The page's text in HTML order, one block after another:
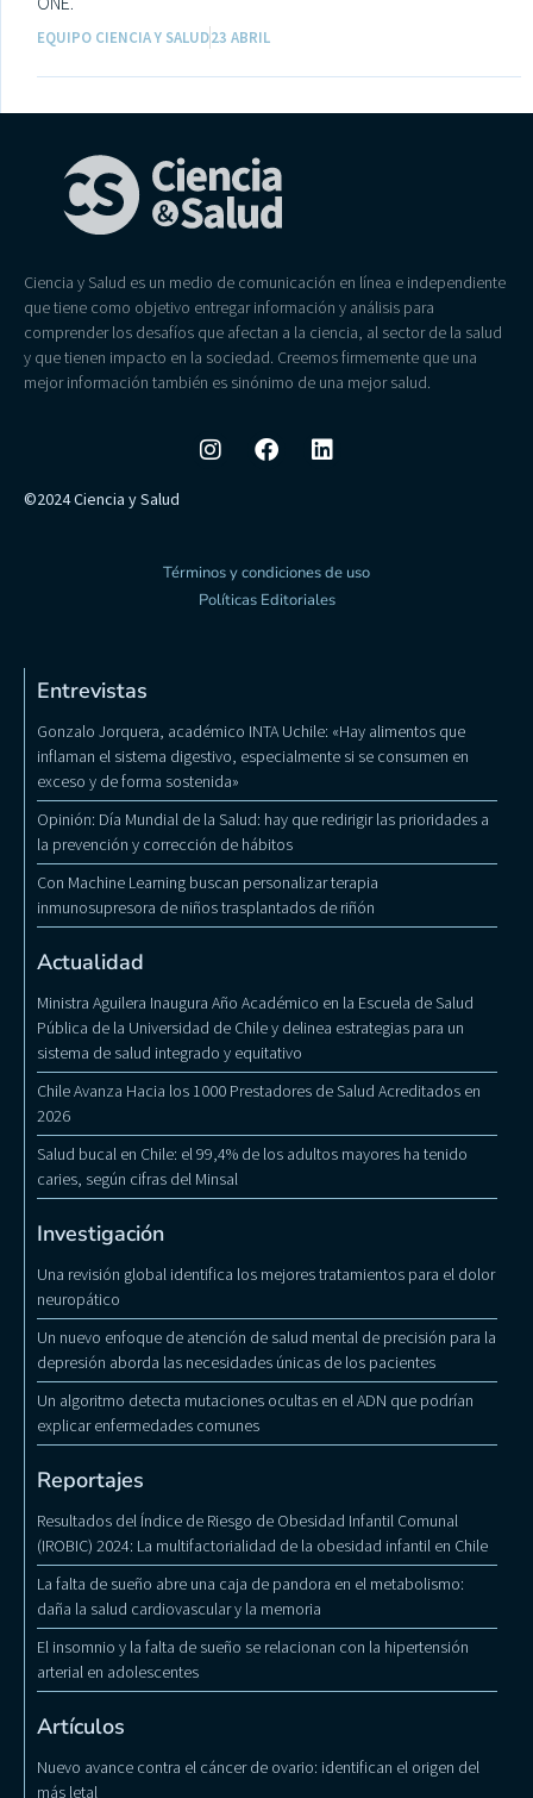
EQUIPO CIENCIA Y SALUD23 ABRIL
Ciencia y Salud es un medio de comunicación en línea e independiente
que tiene como objetivo entregar información y análisis para
comprender los desafíos que afectan a la ciencia, al sector de la salud
y que tienen impacto en la sociedad. Creemos firmemente que una
mejor información también es sinónimo de una mejor salud.
©2024 Ciencia y Salud
Términos y condiciones de uso
Políticas Editoriales
Entrevistas
Gonzalo Jorquera, académico INTA Uchile: «Hay alimentos que
inflaman el sistema digestivo, especialmente si se consumen en
exceso y de forma sostenida»
Opinión: Día Mundial de la Salud: hay que redirigir las prioridades a
la prevención y corrección de hábitos
Con Machine Learning buscan personalizar terapia
inmunosupresora de niños trasplantados de riñón
Actualidad
Ministra Aguilera Inaugura Año Académico en la Escuela de Salud
Pública de la Universidad de Chile y delinea estrategias para un
sistema de salud integrado y equitativo
Chile Avanza Hacia los 1000 Prestadores de Salud Acreditados en
2026
Salud bucal en Chile: el 99,4% de los adultos mayores ha tenido
caries, según cifras del Minsal
Investigación
Una revisión global identifica los mejores tratamientos para el dolor
neuropático
Un nuevo enfoque de atención de salud mental de precisión para la
depresión aborda las necesidades únicas de los pacientes
Un algoritmo detecta mutaciones ocultas en el ADN que podrían
explicar enfermedades comunes
Reportajes
Resultados del Índice de Riesgo de Obesidad Infantil Comunal
(IROBIC) 2024: La multifactorialidad de la obesidad infantil en Chile
La falta de sueño abre una caja de pandora en el metabolismo:
daña la salud cardiovascular y la memoria
El insomnio y la falta de sueño se relacionan con la hipertensión
arterial en adolescentes
Artículos
Nuevo avance contra el cáncer de ovario: identifican el origen del
más letal